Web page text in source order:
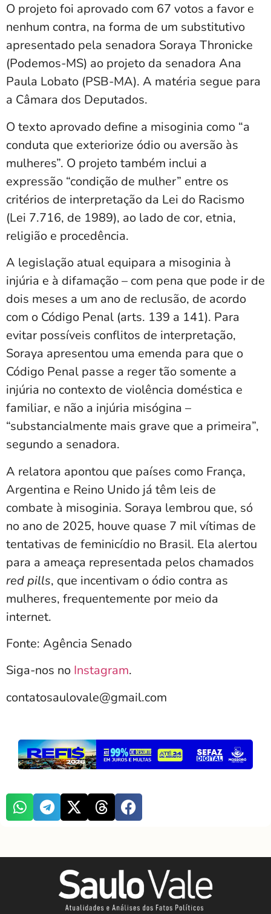
O projeto foi aprovado com 67 votos a favor e
nenhum contra, na forma de um substitutivo
apresentado pela senadora Soraya Thronicke
(Podemos-MS) ao projeto da senadora Ana
Paula Lobato (PSB-MA). A matéria segue para
a Câmara dos Deputados.
O texto aprovado define a misoginia como “a
conduta que exteriorize ódio ou aversão às
mulheres”. O projeto também inclui a
expressão “condição de mulher” entre os
critérios de interpretação da Lei do Racismo
(Lei 7.716, de 1989), ao lado de cor, etnia,
religião e procedência.
A legislação atual equipara a misoginia à
injúria e à difamação – com pena que pode ir de
dois meses a um ano de reclusão, de acordo
com o Código Penal (arts. 139 a 141). Para
evitar possíveis conflitos de interpretação,
Soraya apresentou uma emenda para que o
Código Penal passe a reger tão somente a
injúria no contexto de violência doméstica e
familiar, e não a injúria misógina –
“substancialmente mais grave que a primeira”,
segundo a senadora.
A relatora apontou que países como França,
Argentina e Reino Unido já têm leis de
combate à misoginia. Soraya lembrou que, só
no ano de 2025, houve quase 7 mil vítimas de
tentativas de feminicídio no Brasil. Ela alertou
para a ameaça representada pelos chamados
red pills, que incentivam o ódio contra as
mulheres, frequentemente por meio da
internet.
Fonte: Agência Senado
Siga-nos no Instagram.
contatosaulovale@gmail.com